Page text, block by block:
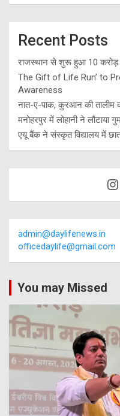
Recent Posts
राजस्थान से शुरू हुआ 10 करोड़
The Gift of Life Run’ to
Awareness
नात-ए-पाक, कुरआन की तालीम
मनोहरपुर में लोहानी ने लौटाया
एयू बैंक ने संस्कृत विद्यालय में
admin@daylifenews.in
officedaylife@gmail.com
You may Missed